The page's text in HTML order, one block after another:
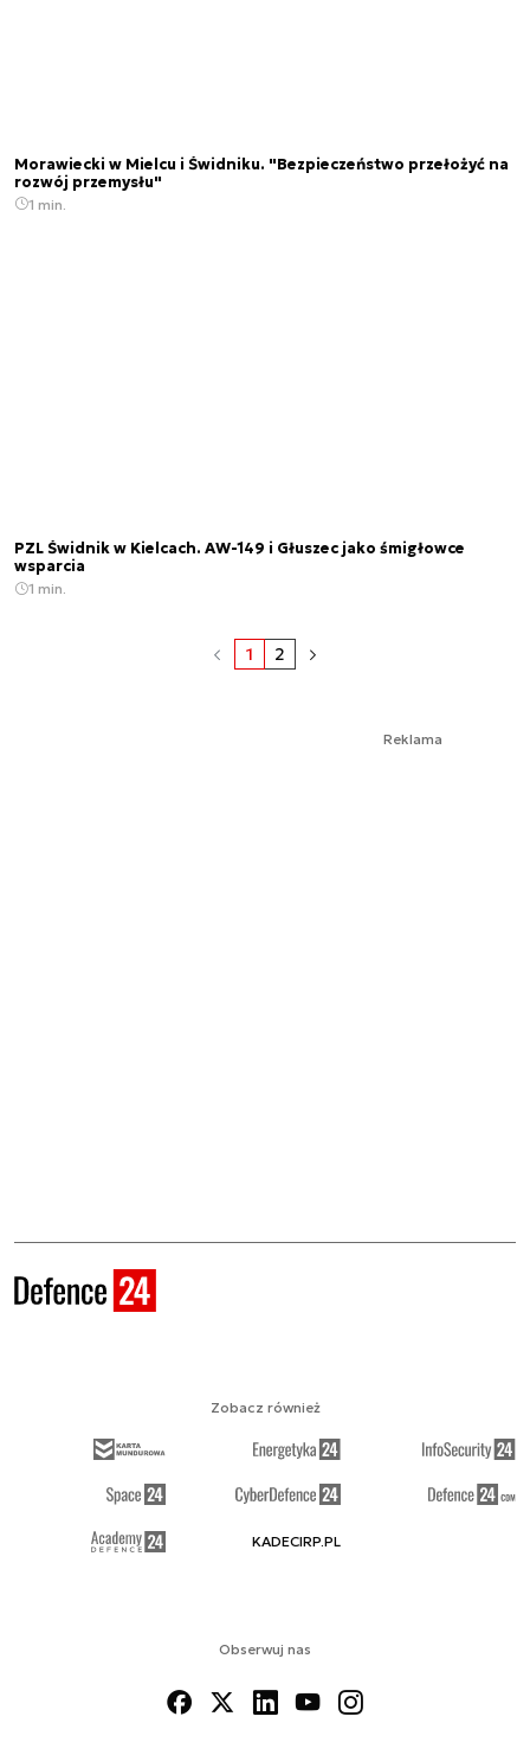
Morawiecki w Mielcu i Świdniku. "Bezpieczeństwo przełożyć na
rozwój przemysłu"
1 min.
PZL Świdnik w Kielcach. AW-149 i Głuszec jako śmigłowce
wsparcia
1 min.
1 2
Reklama
Obserwuj nas
Zobacz również
KADECIRP.PL